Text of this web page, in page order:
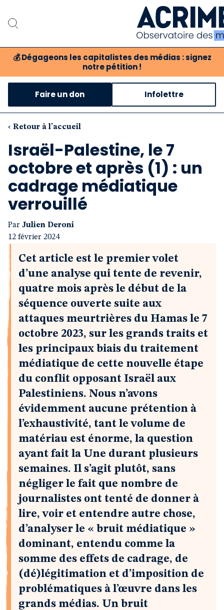
💰 Dégageons les capitalistes des médias : signez
notre pétition !
Notre critique des
Notre revue
Boutique
Faire un don Infolettre
‹ Retour à l'accueil
Israël-Palestine, le 7
octobre et après (1) : un
cadrage médiatique
verrouillé
Par Julien Deroni
12 février 2024
Cet article est le premier volet
d’une analyse qui tente de revenir,
quatre mois après le début de la
séquence ouverte suite aux
attaques meurtrières du Hamas le 7
octobre 2023, sur les grands traits et
les principaux biais du traitement
médiatique de cette nouvelle étape
du conflit opposant Israël aux
Palestiniens. Nous n’avons
évidemment aucune prétention à
l’exhaustivité, tant le volume de
matériau est énorme, la question
ayant fait la Une durant plusieurs
semaines. Il s’agit plutôt, sans
négliger le fait que nombre de
journalistes ont tenté de donner à
lire, voir et entendre autre chose,
d’analyser le « bruit médiatique »
dominant, entendu comme la
somme des effets de cadrage, de
(dé)légitimation et d’imposition de
problématiques à l’œuvre dans les
grands médias. Un bruit